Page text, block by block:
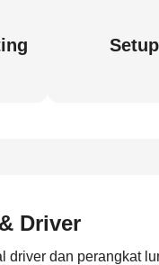
Driver
driver dan perangkat